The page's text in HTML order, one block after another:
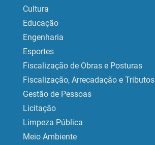
Cultura
Educação
Engenharia
Esportes
Fiscalização de Obras e Posturas
Fiscalização, Arrecadação e Tributos
Gestão de Pessoas
Licitação
Limpeza Pública
Meio Ambiente